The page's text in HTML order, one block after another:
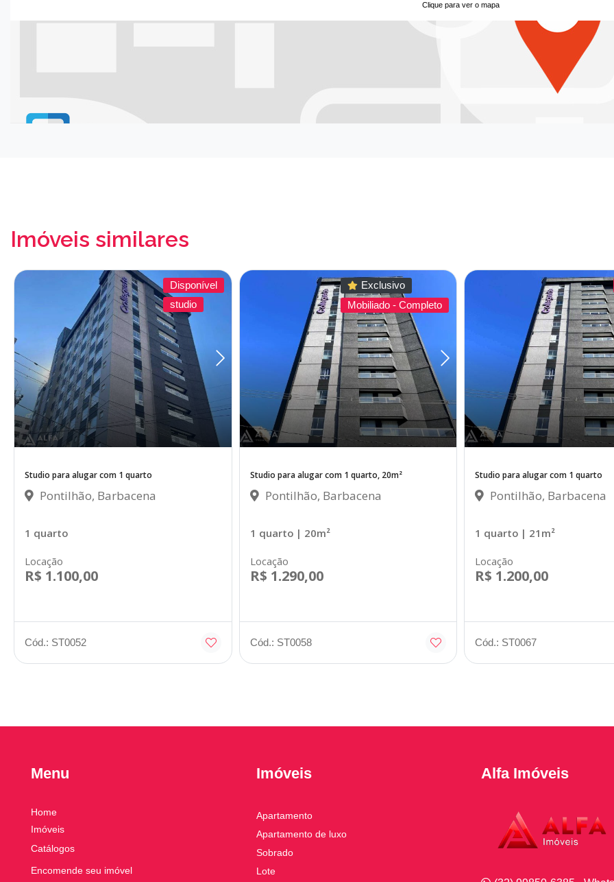
Clique para ver o mapa
Imóveis similares
Disponível
studio
Studio para alugar com 1 quarto
Pontilhão, Barbacena
1 quarto
Locação
R$ 1.100,00
Cód.: ST0052
Exclusivo
Mobiliado - Completo
Studio para alugar com 1 quarto, 20m²
Pontilhão, Barbacena
1 quarto | 20m²
Locação
R$ 1.290,00
Cód.: ST0058
Studio para alugar com 1 quarto
Pontilhão, Barbacena
1 quarto | 21m²
Locação
R$ 1.200,00
Cód.: ST0067
Menu
Home
Imóveis
Catálogos
Encomende seu imóvel
Imóveis
Apartamento
Apartamento de luxo
Sobrado
Lote
Alfa Imóveis